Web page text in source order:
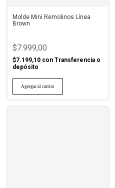
Molde Mini Remolinos Línea
Brown
$7.999,00
$7.199,10 con Transferencia o
depósito